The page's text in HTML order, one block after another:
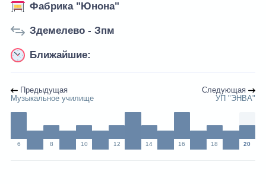
Фабрика "Юнона"
Здемелево - Зпм
Ближайшие:
Предыдущая
Музыкальное училище
Следующая
УП "ЭНВА"
6 8 10 12 14 16 18 20